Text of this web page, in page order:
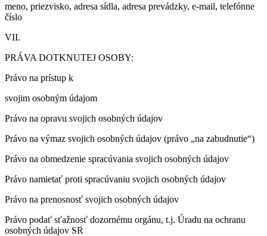
meno, priezvisko, adresa sídla, adresa prevádzky, e-mail, telefónne
číslo
VII.
PRÁVA DOTKNUTEJ OSOBY:
Právo na prístup k
svojim osobným údajom
Právo na opravu svojich osobných údajov
Právo na výmaz svojich osobných údajov (právo „na zabudnutie“)
Právo na obmedzenie spracúvania svojich osobných údajov
Právo namietať proti spracúvaniu svojich osobných údajov
Právo na prenosnosť svojich osobných údajov
Právo podať sťažnosť dozornému orgánu, t.j. Úradu na ochranu
osobných údajov SR